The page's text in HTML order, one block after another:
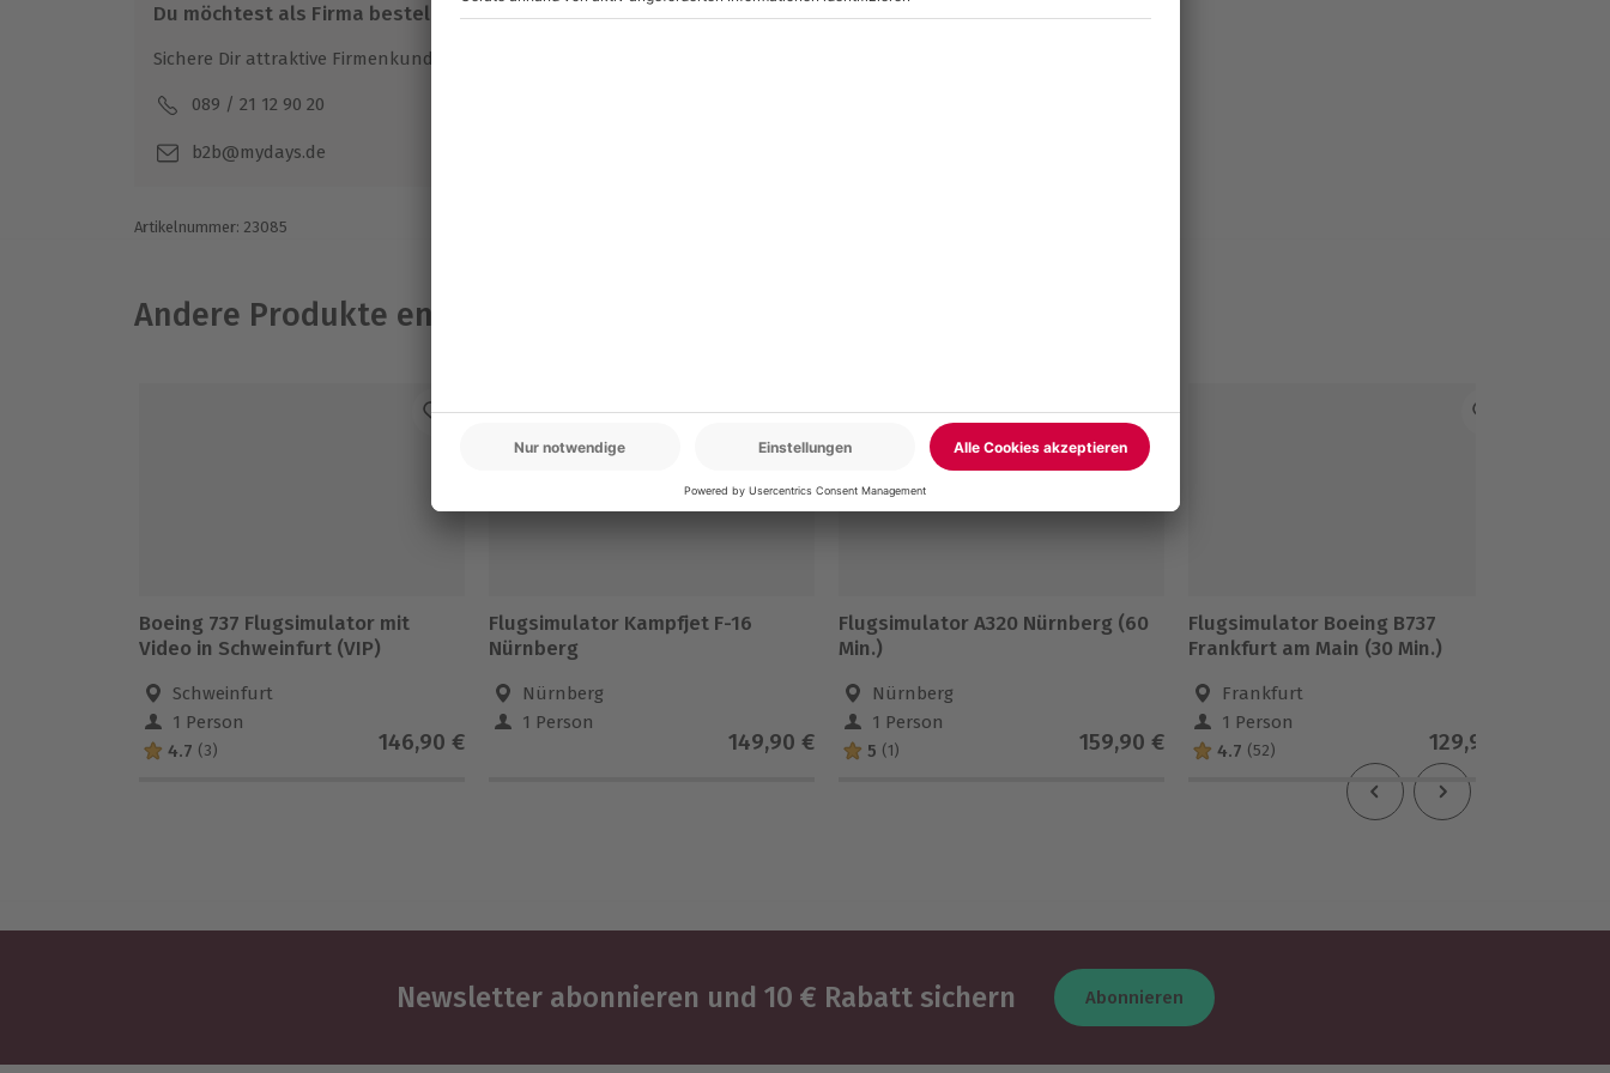
Du möchtest als Firma bestellen?
Sichere Dir attraktive Firmenkunden Vorteile.
089 / 21 12 90 20
b2b@mydays.de
Artikelnummer: 23085
Andere Produkte entdecken
Boeing 737 Flugsimulator mit
Video in Schweinfurt (VIP)
Schweinfurt
1 Person
4.7 (3) 146,90 €
Flugsimulator Kampfjet F-16
Nürnberg
Nürnberg
1 Person
149,90 €
Flugsimulator A320 Nürnberg (60
Min.)
Nürnberg
1 Person
5 (1) 159,90 €
Flugsimulator Boeing B737
Frankfurt am Main (30 Min.)
Frankfurt
1 Person
4.7 (52) 129,90 €
Newsletter abonnieren und 10 € Rabatt sichern Abonnieren